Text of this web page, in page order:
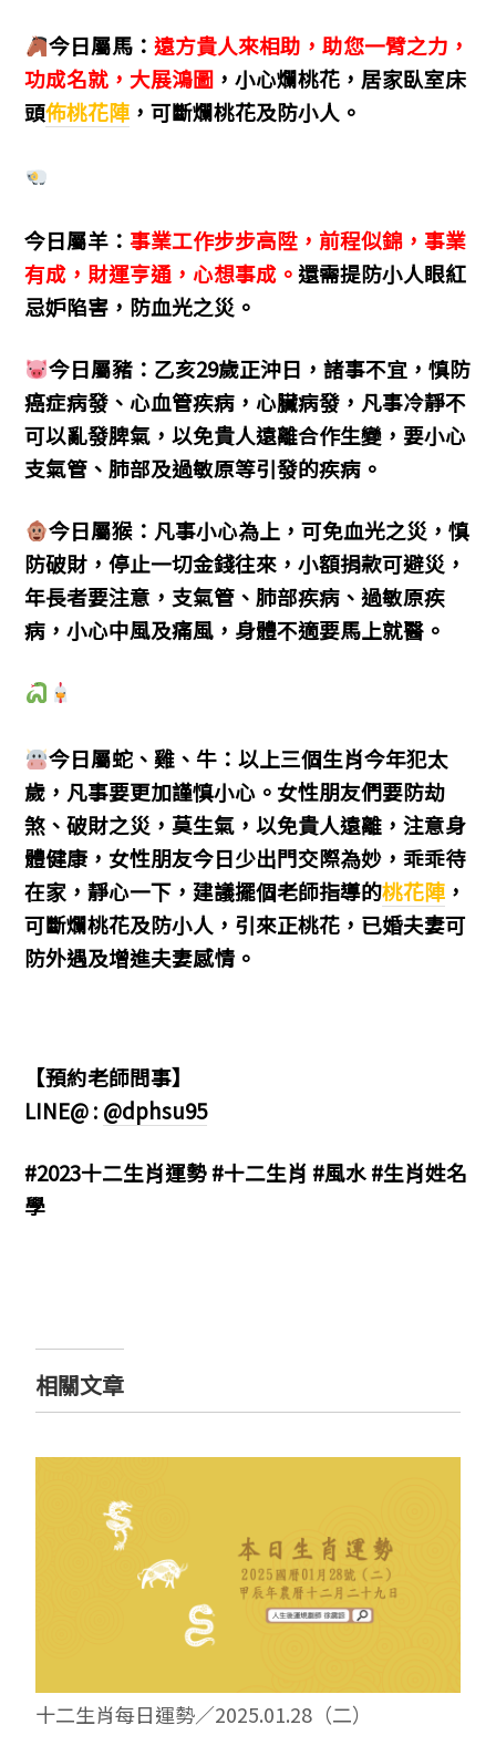
今日屬馬： 遠方貴人來相助，助您一臂之力，
功成名就，大展鴻圖 ，小心爛桃花，居家臥室床
頭佈桃花陣 ，可斷爛桃花及防小人。
今日屬羊：事業工作步步高陞，前程似錦，事業
有成，財運亨通，心想事成。還需提防小人眼紅
忌妒陷害，防血光之災。
今日屬豬：乙亥29歲正沖日，諸事不宜，慎防
癌症病發、心血管疾病，心臟病發，凡事冷靜不
可以亂發脾氣，以免貴人遠離合作生變，要小心
支氣管、肺部及過敏原等引發的疾病。
今日屬猴：凡事小心為上，可免血光之災，慎
防破財，停止一切金錢往來，小額捐款可避災，
年長者要注意，支氣管、肺部疾病、過敏原疾
病，小心中風及痛風，身體不適要馬上就醫。
今日屬蛇、雞、牛：以上三個生肖今年犯太
歲，凡事要更加謹慎小心。女性朋友們要防劫
煞、破財之災，莫生氣，以免貴人遠離，注意身
體健康，女性朋友今日少出門交際為妙，乖乖待
在家，靜心一下，建議擺個老師指導的桃花陣 ，
可斷爛桃花及防小人，引來正桃花，已婚夫妻可
防外遇及增進夫妻感情。
【預約老師問事】
LINE@ : @dphsu95
#2023十二生肖運勢 #十二生肖 #風水 #生肖姓名
學
相關文章
十二生肖每日運勢／2025.01.28（二）